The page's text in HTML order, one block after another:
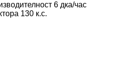
6 дка/час
130 к.с.